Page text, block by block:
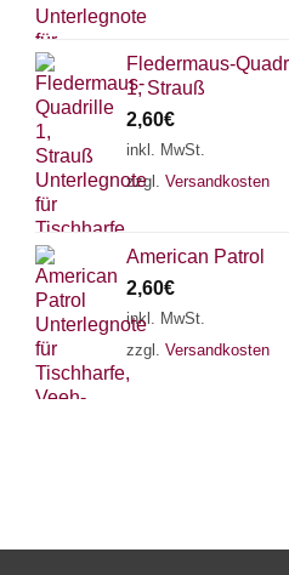
Fledermaus-
1, Strauß
2,60€
inkl. MwSt.
zzgl. Versandkosten
American Patrol
2,60€
inkl. MwSt.
zzgl. Versandkosten